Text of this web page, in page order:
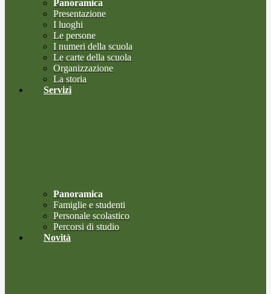
Panoramica
Presentazione
I luoghi
Le persone
I numeri della scuola
Le carte della scuola
Organizzazione
La storia
Servizi
Panoramica
Famiglie e studenti
Personale scolastico
Percorsi di studio
Novità